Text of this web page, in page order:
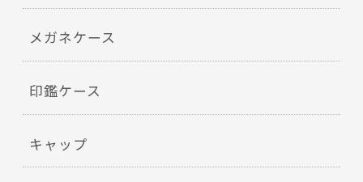
メガネケース
印鑑ケース
キャップ